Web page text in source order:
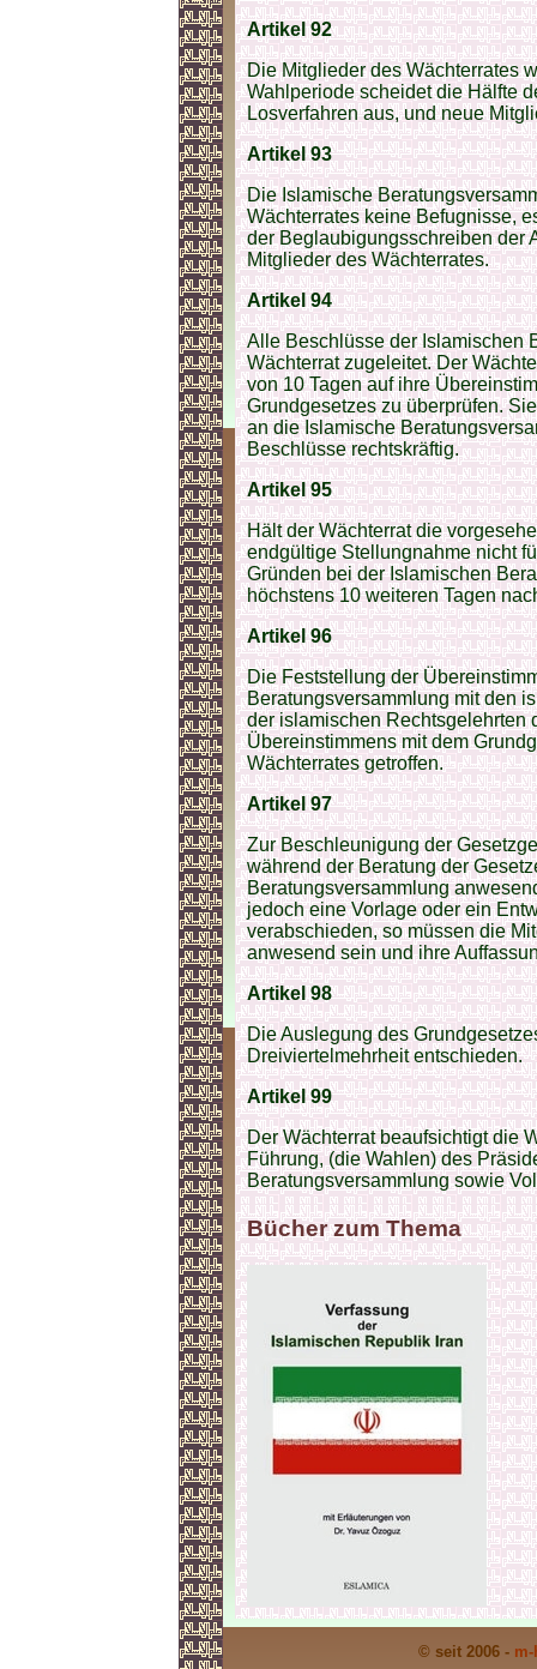
Artikel 92
Die Mitglieder des Wächterrates
Wahlperiode scheidet die Hälfte
Losverfahren aus, und neue
Artikel 93
Die Islamische
Wächterrates keine Befugnisse,
der Beglaubigungsschreiben der
Mitglieder des Wächterrates.
Artikel 94
Alle Beschlüsse der Islamischen
Wächterrat zugeleitet. Der
von 10 Tagen auf ihre
Grundgesetzes zu überprüfen.
an die Islamische
Beschlüsse rechtskräftig.
Artikel 95
Hält der Wächterrat die
endgültige Stellungnahme nicht
Gründen bei der Islamischen
höchstens 10 weiteren Tagen
Artikel 96
Die Feststellung der
Beratungsversammlung mit den
der islamischen Rechtsgelehrten
Übereinstimmens mit dem
Wächterrates getroffen.
Artikel 97
Zur Beschleunigung der
während der Beratung der
Beratungsversammlung
jedoch eine Vorlage oder ein
verabschieden, so müssen die
anwesend sein und ihre
Artikel 98
Die Auslegung des
Dreiviertelmehrheit entschieden.
Artikel 99
Der Wächterrat beaufsichtigt die
Führung, (die Wahlen) des
Beratungsversammlung sowie
Bücher zum Thema
© seit 2006 -